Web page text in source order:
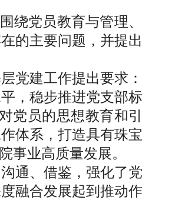
绕党员教育与管理、
的主要问题，并提出
党建工作提出要求：
，稳步推进党支部标
党员的思想教育和引
体系，打造具有珠宝
事业高质量发展。
通、借鉴，强化了党
融合发展起到推动作